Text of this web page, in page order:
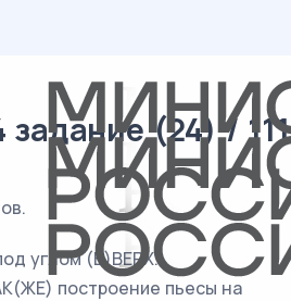
(24) / 111
углом (В)ВЕРХ.
построение пьесы на